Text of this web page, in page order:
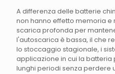
A differenza delle batterie
non hanno effetto memoria e
scarica profonda per
l'autoscarica è bassa, il che
lo stoccaggio stagionale, i
applicazione in cui la
lunghi periodi senza perdere